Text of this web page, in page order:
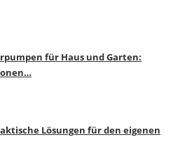
für Haus und Garten:
Lösungen für den eigenen